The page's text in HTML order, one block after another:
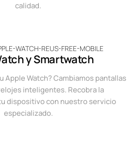
calidad.
y Smartwatch
Apple Watch? Cambiamos pantallas
inteligentes. Recobra la
dispositivo con nuestro servicio
especializado.